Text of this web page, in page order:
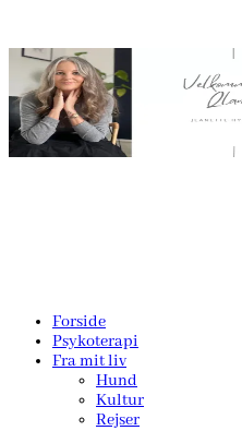
Forside
Psykoterapi
Fra mit liv
Hund
Kultur
Rejser